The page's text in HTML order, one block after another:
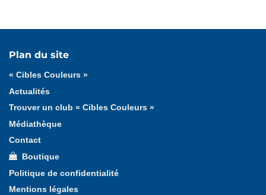
Plan du site
« Cibles Couleurs »
Actualités
Trouver un club « Cibles Couleurs »
Médiathèque
Contact
Boutique
Politique de confidentialité
Mentions légales